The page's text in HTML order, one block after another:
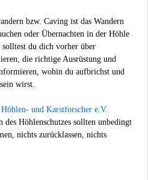
bzw. Caving ist das Wandern
oder Übernachten in der Höhle
du dich vorher über
die richtige Ausrüstung und
wohin du aufbrichst und
wirst.
und Karstforscher e.V.
Höhlenschutzes sollten unbedingt
nichts zurücklassen, nichts